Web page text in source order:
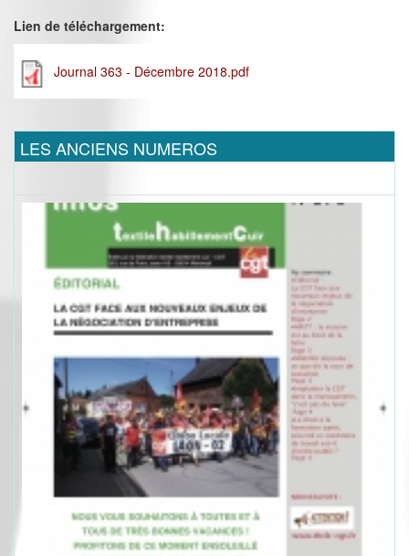
Lien de téléchargement:
Journal 363 - Décembre 2018.pdf
LES ANCIENS NUMEROS